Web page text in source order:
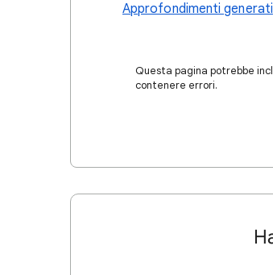
Approfondimenti generati
Questa pagina potrebbe
contenere errori.